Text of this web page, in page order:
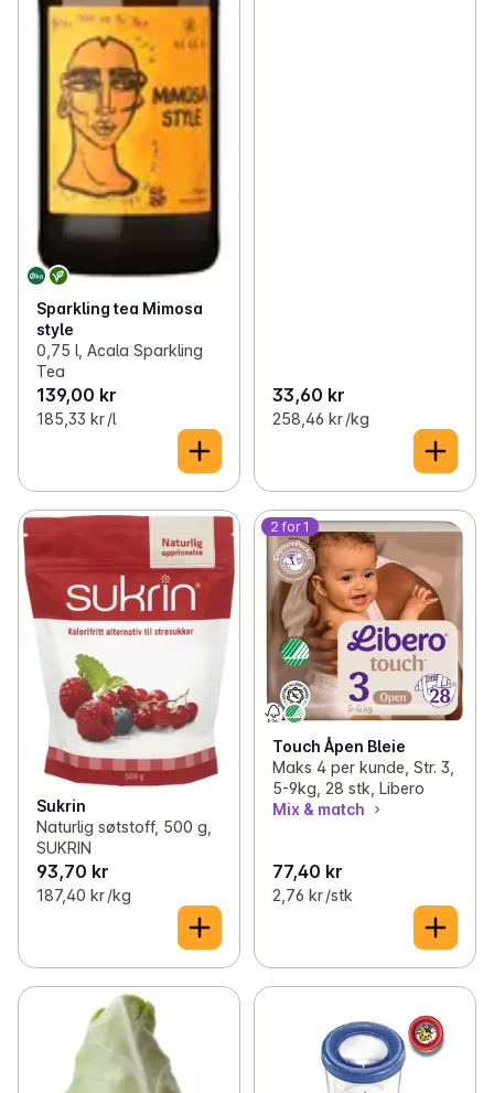
Sparkling tea Mimosa
style
0,75 l, Acala Sparkling
Tea
139,00 kr
185,33 kr /l
33,60 kr
258,46 kr /kg
Sukrin
Naturlig søtstoff, 500 g,
SUKRIN
93,70 kr
187,40 kr /kg
2 for 1
Touch Åpen Bleie
Maks 4 per kunde, Str. 3,
5-9kg, 28 stk, Libero
Mix & match
77,40 kr
2,76 kr /stk